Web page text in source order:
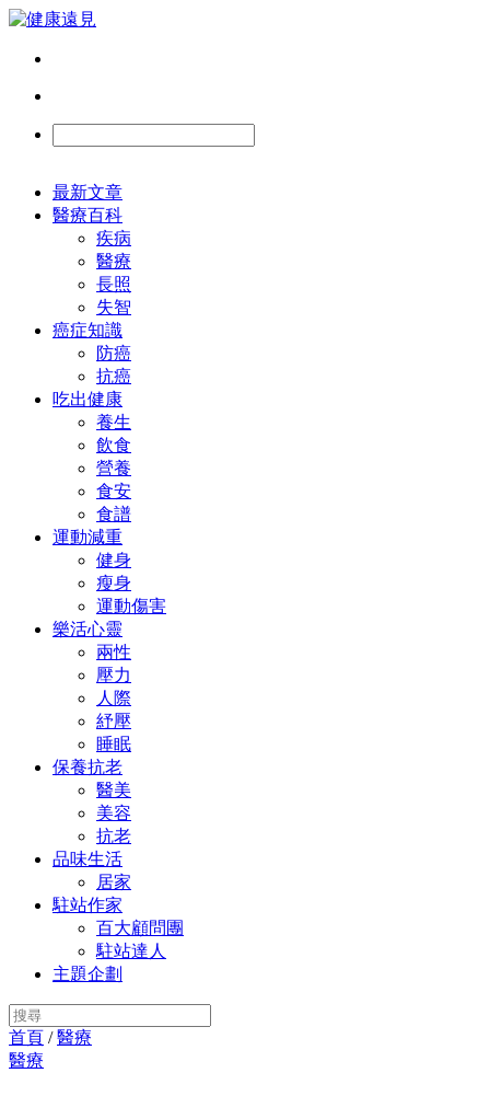
最新文章
醫療百科
疾病
醫療
長照
失智
癌症知識
防癌
抗癌
吃出健康
養生
飲食
營養
食安
食譜
運動減重
健身
瘦身
運動傷害
樂活心靈
兩性
壓力
人際
紓壓
睡眠
保養抗老
醫美
美容
抗老
品味生活
居家
駐站作家
百大顧問團
駐站達人
主題企劃
首頁 /醫療
醫療